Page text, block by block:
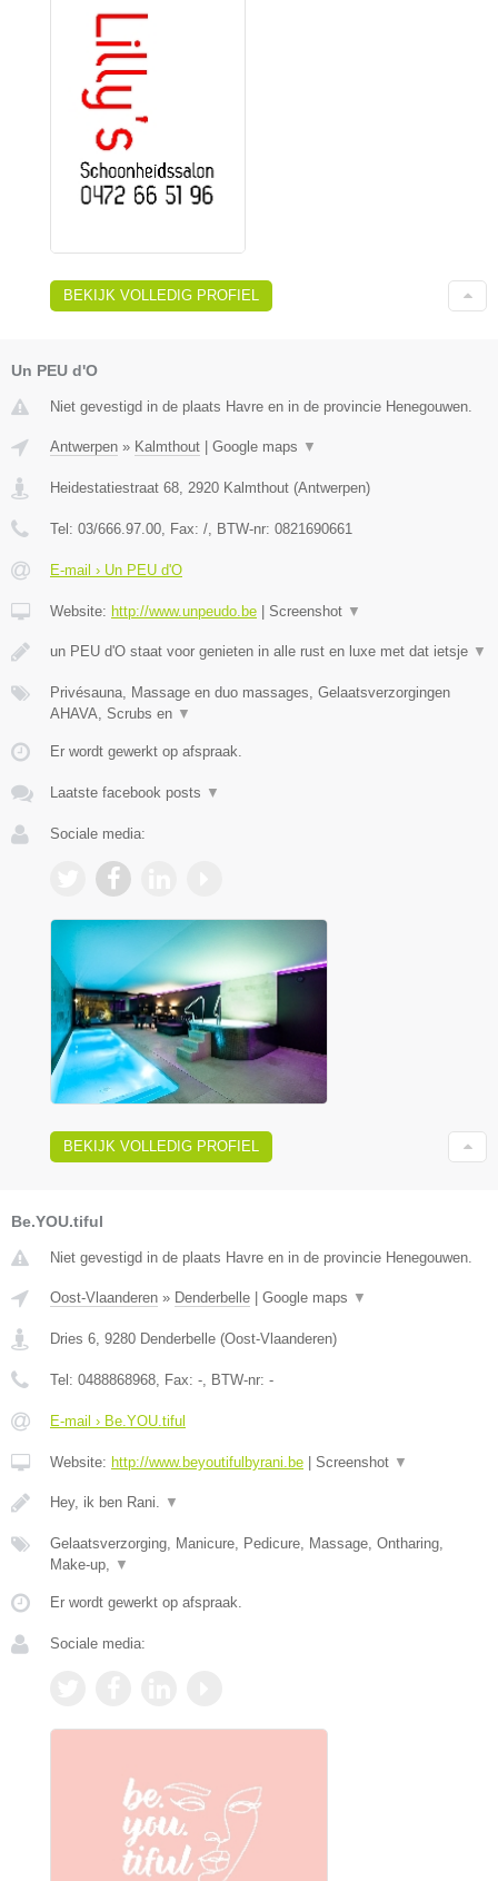
BEKIJK VOLLEDIG PROFIEL
Un PEU d'O
Niet gevestigd in de plaats Havre en in de provincie Henegouwen.
Antwerpen » Kalmthout Google maps ▼
Heidestatiestraat 68, 2920 Kalmthout (Antwerpen)
Tel: 03/666.97.00, Fax: /, BTW-nr: 0821690661
E-mail › Un PEU d'O
Website: http://www.unpeudo.be Screenshot ▼
un PEU d'O staat voor genieten in alle rust en luxe met dat ietsje ▼
Privésauna, Massage en duo massages, Gelaatsverzorgingen
AHAVA, Scrubs en ▼
Er wordt gewerkt op afspraak.
Laatste facebook posts ▼
Sociale media:
BEKIJK VOLLEDIG PROFIEL
Be.YOU.tiful
Niet gevestigd in de plaats Havre en in de provincie Henegouwen.
Oost-Vlaanderen » Denderbelle Google maps ▼
Dries 6 9280 Denderbelle (Oost-Vlaanderen)
Tel: 0488868968 , Fax: - , BTW-nr: -
E-mail › Be.YOU.tiful
Website: http://www.beyoutifulbyrani.be Screenshot ▼
Hey, ik ben Rani. ▼
Gelaatsverzorging, Manicure, Pedicure, Massage, Ontharing,
Make-up,
▼
Er wordt gewerkt op afspraak.
Sociale media: